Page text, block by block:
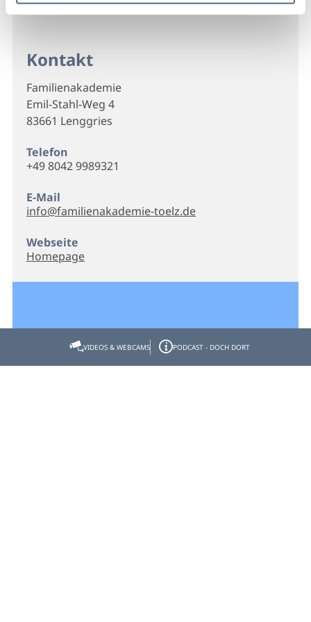
Kontakt
Familienakademie
Emil-Stahl-Weg 4
83661 Lenggries
Telefon
+49 8042 9989321
E-Mail
info@familienakademie-toelz.de
Webseite
Homepage
VIDEOS & WEBCAMS PODCAST - DOCH DORT